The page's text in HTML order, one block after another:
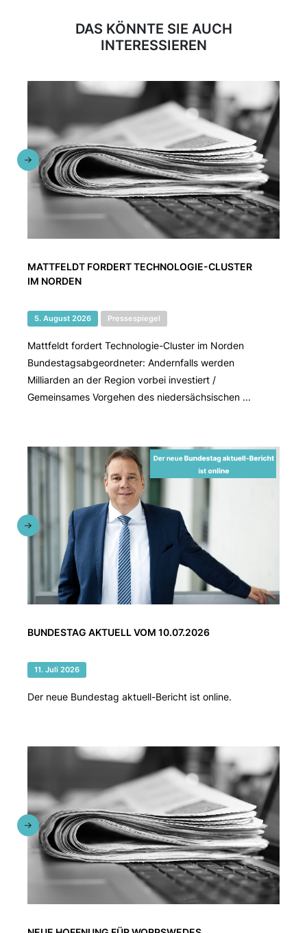
DAS KÖNNTE SIE AUCH
INTERESSIEREN
MATTFELDT FORDERT TECHNOLOGIE-CLUSTER
IM NORDEN
5. August 2026 Pressespiegel
Mattfeldt fordert Technologie-Cluster im Norden
Bundestagsabgeordneter: Andernfalls werden
Milliarden an der Region vorbei investiert /
Gemeinsames Vorgehen des niedersächsischen ...
BUNDESTAG AKTUELL VOM 10.07.2026
11. Juli 2026
Der neue Bundestag aktuell-Bericht ist online.